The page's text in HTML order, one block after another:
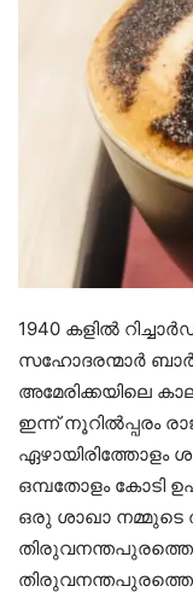
1940 കളിൽ
സഹോദരന്മാർ
അമേരിക്കയിലെ
ഇന്ന് നൂറിൽപ്പരം
ഏഴായിരിത്തോളം
ഒമ്പതോളം കോടി
ഒരു ശാഖാ